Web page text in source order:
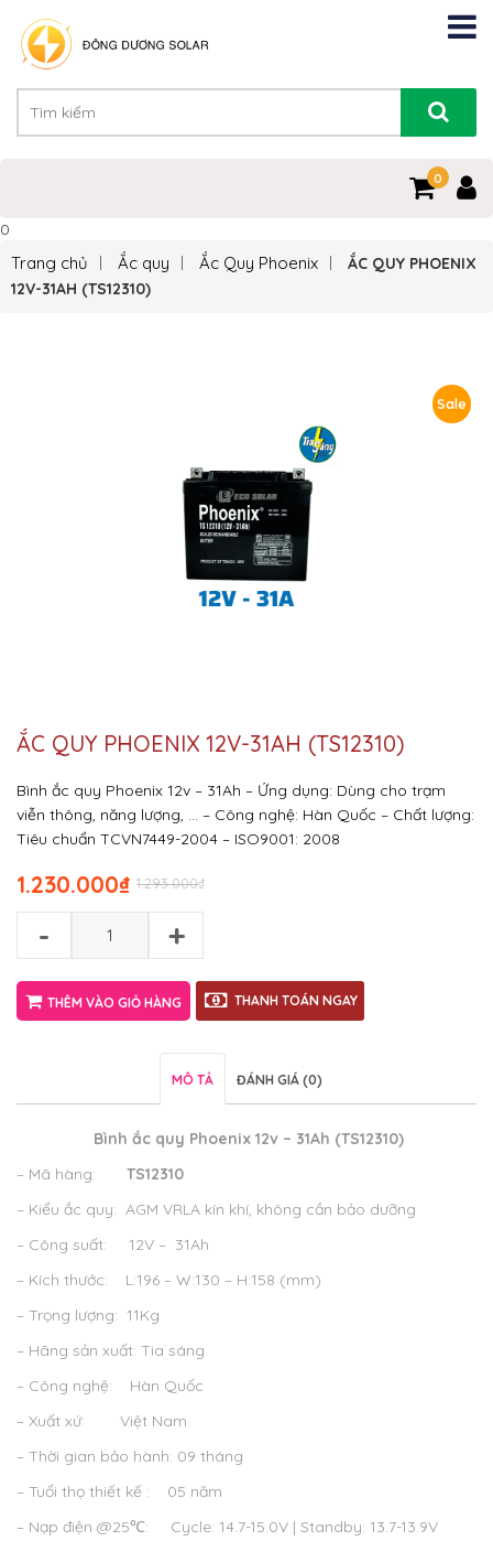
0
0
Trang chủ Ắc quy Ắc Quy Phoenix
ẮC QUY PHOENIX
12V-31AH (TS12310)
Sale
ẮC QUY PHOENIX 12V-31AH (TS12310)
Bình ắc quy Phoenix 12v – 31Ah – Ứng dụng: Dùng cho trạm
viễn thông, năng lượng, … – Công nghệ: Hàn Quốc – Chất lượng:
Tiêu chuẩn TCVN7449-2004 – ISO9001: 2008
₫
1.293.000
₫
1.230.000
- +
THÊM VÀO GIỎ HÀNG THANH TOÁN NGAY
MÔ TẢ ĐÁNH GIÁ (0)
Bình ắc quy Phoenix 12v – 31Ah (TS12310)
– Mã hàng: TS12310
– Kiểu ắc quy: AGM VRLA kín khí, không cần bảo dưỡng
– Công suất: 12V – 31Ah
– Kích thước: L:196 – W:130 – H:158 (mm)
– Trọng lượng: 11Kg
– Hãng sản xuất: Tia sáng
– Công nghệ: Hàn Quốc
– Xuất xứ: Việt Nam
– Thời gian bảo hành: 09 tháng
– Tuổi thọ thiết kế : 05 năm
– Nạp điện @25℃: Cycle: 14.7-15.0V | Standby: 13.7-13.9V